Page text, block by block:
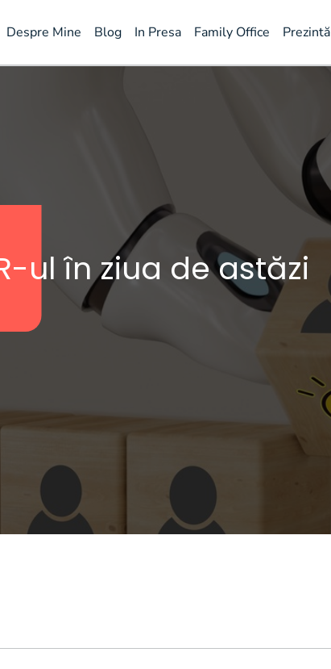
Despre Mine Blog In Presa Family Office
ul în ziua de astăzi